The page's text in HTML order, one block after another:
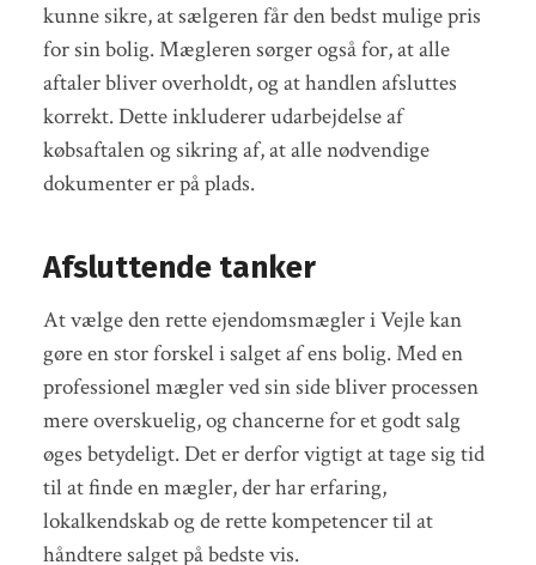
kunne sikre, at sælgeren får den bedst mulige pris
for sin bolig. Mægleren sørger også for, at alle
aftaler bliver overholdt, og at handlen afsluttes
korrekt. Dette inkluderer udarbejdelse af
købsaftalen og sikring af, at alle nødvendige
dokumenter er på plads.
Afsluttende tanker
At vælge den rette ejendomsmægler i Vejle kan
gøre en stor forskel i salget af ens bolig. Med en
professionel mægler ved sin side bliver processen
mere overskuelig, og chancerne for et godt salg
øges betydeligt. Det er derfor vigtigt at tage sig tid
til at finde en mægler, der har erfaring,
lokalkendskab og de rette kompetencer til at
håndtere salget på bedste vis.